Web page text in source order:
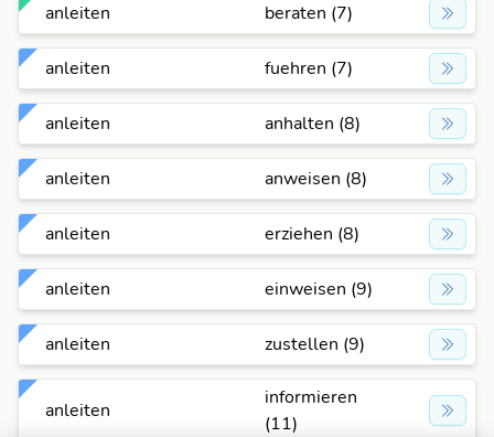
anleiten beraten (7)
anleiten fuehren (7)
anleiten anhalten (8)
anleiten anweisen (8)
anleiten erziehen (8)
anleiten einweisen (9)
anleiten zustellen (9)
anleiten
informieren
(11)